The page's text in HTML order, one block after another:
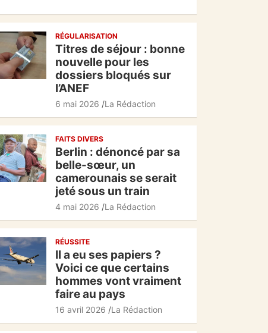
c
e
b
o
o
k
s
A
p
p
gr
a
m
g
er
RÉGULARISATION
Titres de séjour : bonne
nouvelle pour les
dossiers bloqués sur
l’ANEF
6 mai 2026 La Rédaction
FAITS DIVERS
Berlin : dénoncé par sa
belle-sœur, un
camerounais se serait
jeté sous un train
4 mai 2026 La Rédaction
RÉUSSITE
Il a eu ses papiers ?
Voici ce que certains
hommes vont vraiment
faire au pays
16 avril 2026 La Rédaction